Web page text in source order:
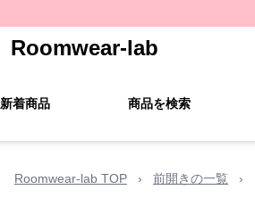
Roomwear-lab
新着商品 商品を検索
Roomwear-lab TOP › 前開きの一覧 ›